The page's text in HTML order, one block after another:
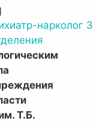
Т.Б.